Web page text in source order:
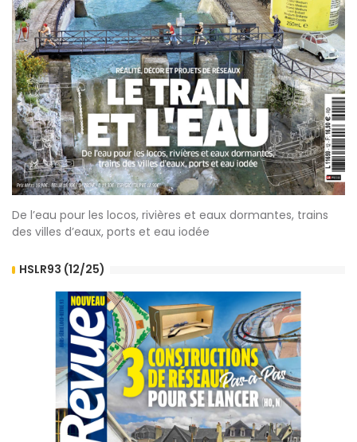
De l’eau pour les locos, rivières et eaux dormantes, trains
des villes d’eaux, ports et eau iodée
HSLR93 (12/25)